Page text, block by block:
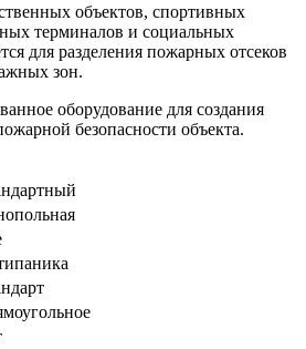
объектов, спортивных
терминалов и социальных
для разделения пожарных отсеков
зон.
оборудование для создания
безопасности объекта.